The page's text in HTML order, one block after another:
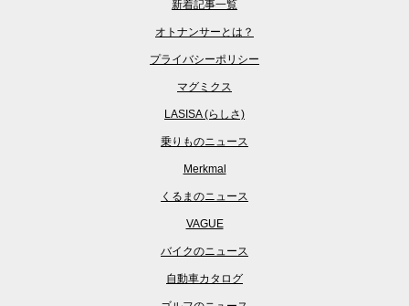
新着記事一覧
オトナンサーとは？
プライバシーポリシー
マグミクス
LASISA (らしさ)
乗りものニュース
Merkmal
くるまのニュース
VAGUE
バイクのニュース
自動車カタログ